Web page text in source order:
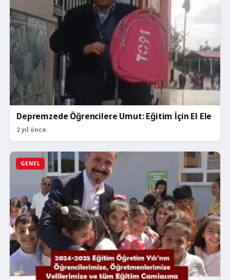
Depremzede Öğrencilere Umut: Eğitim İçin El Ele
2 yıl önce
GENEL